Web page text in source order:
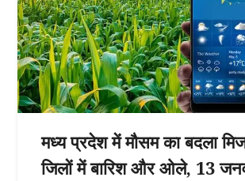
मध्य प्रदेश में मौसम का बदला
जिलों में बारिश और ओले, 13